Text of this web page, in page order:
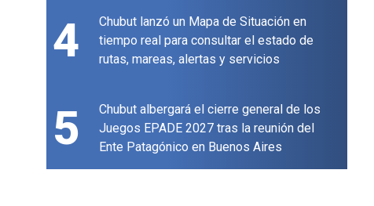
4
Chubut lanzó un Mapa de Situación en
tiempo real para consultar el estado de
rutas, mareas, alertas y servicios
5
Chubut albergará el cierre general de los
Juegos EPADE 2027 tras la reunión del
Ente Patagónico en Buenos Aires